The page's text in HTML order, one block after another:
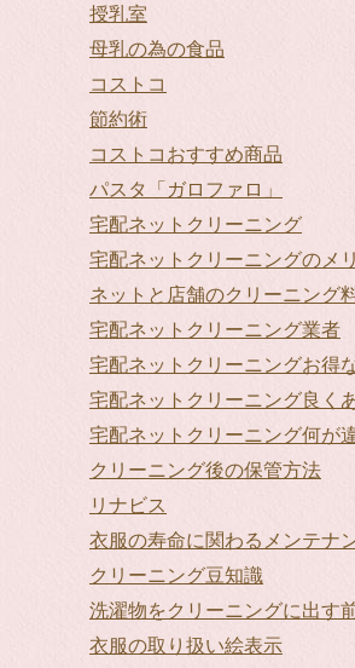
授乳室
母乳の為の食品
コストコ
節約術
コストコおすすめ商品
パスタ「ガロファロ」
宅配ネットクリーニング
宅配ネットクリーニングのメ
ネットと店舗のクリーニング
宅配ネットクリーニング業者
宅配ネットクリーニングお得
宅配ネットクリーニング良く
宅配ネットクリーニング何が
クリーニング後の保管方法
リナビス
衣服の寿命に関わるメンテナ
クリーニング豆知識
洗濯物をクリーニングに出す
衣服の取り扱い絵表示